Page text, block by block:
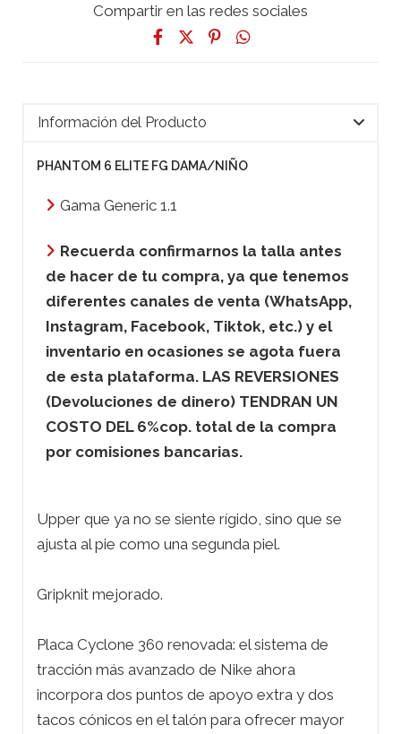
Compartir en las redes sociales
Información del Producto
PHANTOM 6 ELITE FG DAMA/NIÑO
Gama Generic 1.1
Recuerda confirmarnos la talla antes
de hacer de tu compra, ya que tenemos
diferentes canales de venta (WhatsApp,
Instagram, Facebook, Tiktok, etc.) y el
inventario en ocasiones se agota fuera
de esta plataforma. LAS REVERSIONES
(Devoluciones de dinero) TENDRAN UN
COSTO DEL 6%cop. total de la compra
por comisiones bancarias.
Upper que ya no se siente rígido, sino que se
ajusta al pie como una segunda piel.
Gripknit mejorado.
Placa Cyclone 360 renovada: el sistema de
tracción más avanzado de Nike ahora
incorpora dos puntos de apoyo extra y dos
tacos cónicos en el talón para ofrecer mayor